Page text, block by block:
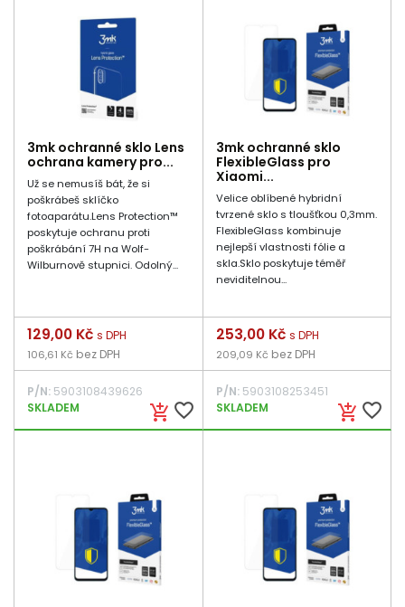
3mk ochranné sklo Lens
ochrana kamery pro...
Už se nemusíš bát, že si
poškrábeš sklíčko
fotoaparátu.Lens Protection™
poskytuje ochranu proti
poškrábání 7H na Wolf-
Wilburnově stupnici. Odolný...
add_shopping_cart favorite_border
Cena
129,00 Kč s DPH
106,61 Kč bez DPH
P/N: 5903108439626
SKLADEM
3mk ochranné sklo
FlexibleGlass pro
Xiaomi...
Velice oblíbené hybridní
tvrzené sklo s tloušťkou 0,3mm.
FlexibleGlass kombinuje
nejlepší vlastnosti fólie a
skla.Sklo poskytuje téměř
neviditelnou...
add_shopping_cart favorite_border
Cena
253,00 Kč s DPH
209,09 Kč bez DPH
P/N:5903108253451
SKLADEM